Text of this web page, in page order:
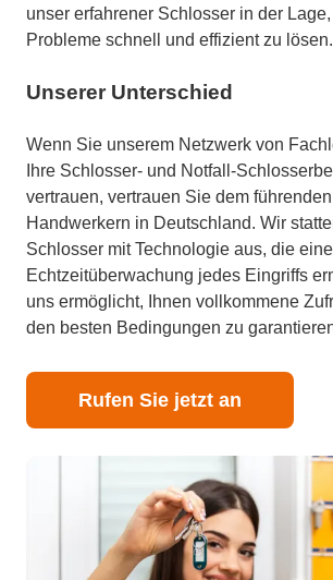
unser erfahrener Schlosser in der
Probleme schnell und effizient zu lösen.
Unserer Unterschied
Wenn Sie unserem Netzwerk von
Ihre Schlosser- und Notfall-
vertrauen, vertrauen Sie dem
Handwerkern in Deutschland. Wir
Schlosser mit Technologie aus, die eine
Echtzeitüberwachung jedes Eingriffs
uns ermöglicht, Ihnen vollkommene
den besten Bedingungen zu
Rufen Sie jetzt an